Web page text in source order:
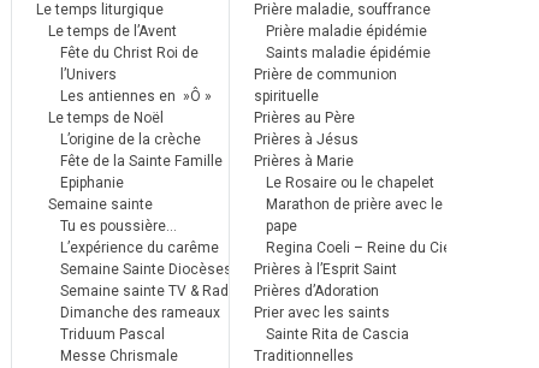
Le temps liturgique
Le temps de l’Avent
Fête du Christ Roi de
l’Univers
Les antiennes en »Ô »
Le temps de Noël
L’origine de la crèche
Fête de la Sainte Famille
Epiphanie
Semaine sainte
Tu es poussière…
L’expérience du carême
Semaine Sainte Diocèses
Semaine sainte TV & Radio
Dimanche des rameaux
Triduum Pascal
Messe Chrismale
Prière maladie, souffrance
Prière maladie épidémie
Saints maladie épidémie
Prière de communion
spirituelle
Prières au Père
Prières à Jésus
Prières à Marie
Le Rosaire ou le chapelet
Marathon de prière avec le
pape
Regina Coeli – Reine du Ciel
Prières à l’Esprit Saint
Prières d’Adoration
Prier avec les saints
Sainte Rita de Cascia
Traditionnelles